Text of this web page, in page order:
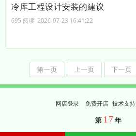
冷库工程设计安装的建议
695 阅读 2026-07-23 16:41:22
第一页 上一页 下一页
网店登录 免费开店 技术支持
第 17年